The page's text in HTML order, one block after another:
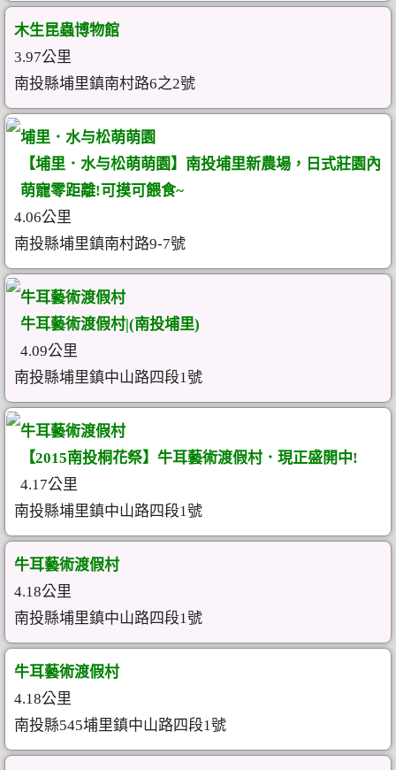
木生昆蟲博物館
3.97公里
南投縣埔里鎮南村路6之2號
埔里．水与松萌萌園
【埔里．水与松萌萌園】南投埔里新農場，日式莊園內
萌寵零距離!可摸可餵食~
4.06公里
南投縣埔里鎮南村路9-7號
牛耳藝術渡假村
牛耳藝術渡假村|(南投埔里)
4.09公里
南投縣埔里鎮中山路四段1號
牛耳藝術渡假村
【2015南投桐花祭】牛耳藝術渡假村．現正盛開中!
4.17公里
南投縣埔里鎮中山路四段1號
牛耳藝術渡假村
4.18公里
南投縣埔里鎮中山路四段1號
牛耳藝術渡假村
4.18公里
南投縣545埔里鎮中山路四段1號